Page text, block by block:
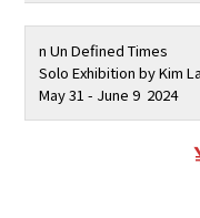
n Un Defined Times
Solo Exhibition by Kim
May 31 - June 9 2024